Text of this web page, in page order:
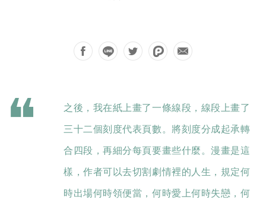
之後，我在紙上畫了一條線段，線段上畫了
三十二個刻度代表頁數。將刻度分成起承轉
合四段，再細分每頁要畫些什麼。漫畫是這
樣，作者可以去切割劇情裡的人生，規定何
時出場何時領便當，何時愛上何時失戀，何